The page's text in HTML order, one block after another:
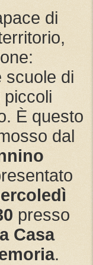
di
scuole di
piccoli
È questo
dal
presso
Casa
.